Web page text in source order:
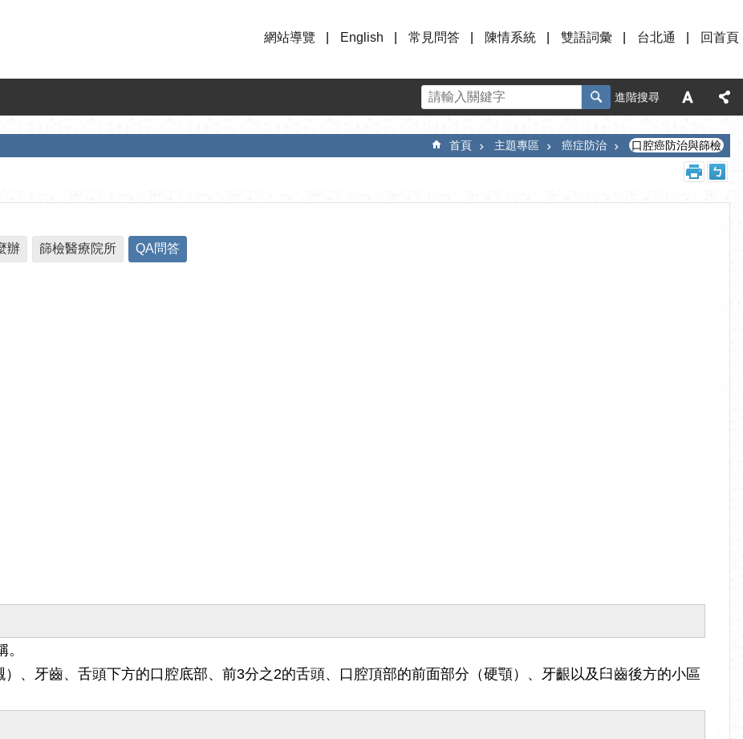
網站導覽
English 常見問答 陳情系統 雙語詞彙 台北通 回首頁
進階搜尋
首頁 主題專區 癌症防治 口腔癌防治與篩檢
辦 篩檢醫療院所 QA問答
、牙齒、舌頭下方的口腔底部、前3分之2的舌頭、口腔頂部的前面部分（硬顎）、牙齦以及臼齒後方的小區